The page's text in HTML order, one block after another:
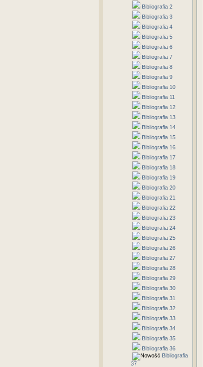
Bibliografia 2
Bibliografia 3
Bibliografia 4
Bibliografia 5
Bibliografia 6
Bibliografia 7
Bibliografia 8
Bibliografia 9
Bibliografia 10
Bibliografia 11
Bibliografia 12
Bibliografia 13
Bibliografia 14
Bibliografia 15
Bibliografia 16
Bibliografia 17
Bibliografia 18
Bibliografia 19
Bibliografia 20
Bibliografia 21
Bibliografia 22
Bibliografia 23
Bibliografia 24
Bibliografia 25
Bibliografia 26
Bibliografia 27
Bibliografia 28
Bibliografia 29
Bibliografia 30
Bibliografia 31
Bibliografia 32
Bibliografia 33
Bibliografia 34
Bibliografia 35
Bibliografia 36
Bibliografia
37